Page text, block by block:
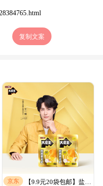
复制文案
京东
【9.9元20袋包邮】盐津